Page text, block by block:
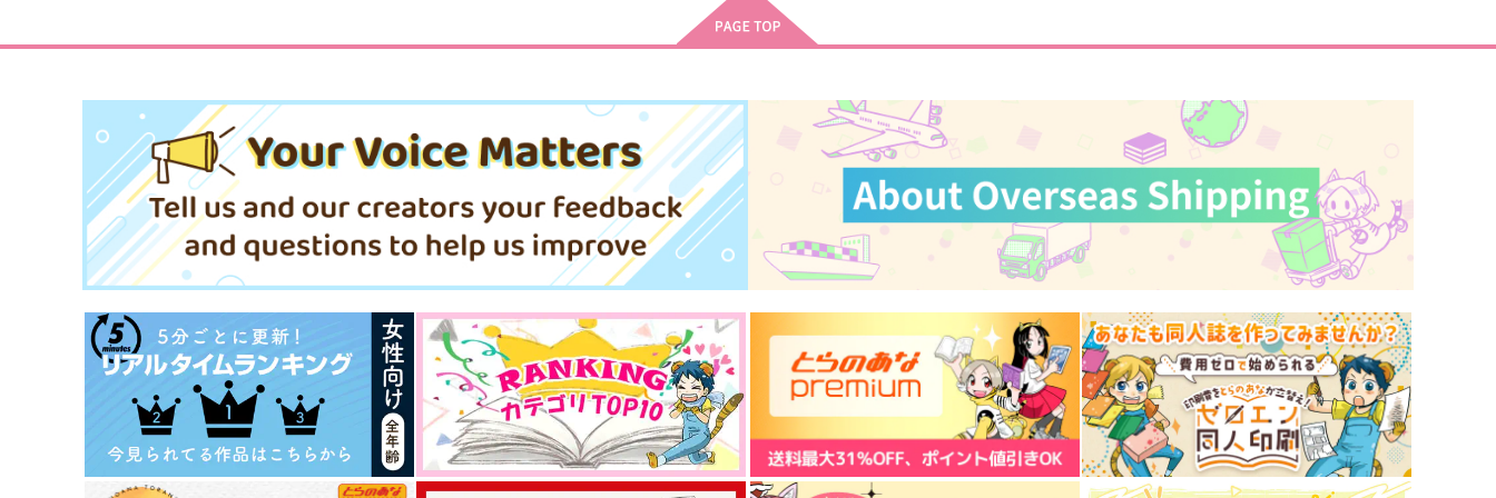
作品詳細 サンプル
俺と、アイツと、フォゼ尾
ぽんぢる
629円（税込）
杉元佐一×尾形百之助
きみと添い遂げたい 後編
冬柿
1,498 （税込）
杉元佐一×尾形百之助
TOWARD LOVE CALLS #2
いもたれたまご
専売 1,572円 （税込）
ゴールデンカムイ
杉元佐一×尾形百之助
サンプル カート
トランペット杉元とチェロ尾
形 総集編
787
ゴールデンカムイ
サンプル カート
fragment フラグメント
おみそしる
専売 1,572円（税込）
ゴールデンカムイ
杉元佐一×尾形百之助
サンプル カート
バッブスニップ
（税込）
ゴールデンカムイ
杉元佐一×尾形百之助
サンプル カート
バッブスニップ
専売 975円（税込）
ゴールデンカムイ
杉元佐一×尾形百之助
サンプル カート
きみと添い遂げたい 後編
専売 1,498円（税込）
ゴールデンカムイ
杉元佐一×尾形百之助
サンプル カート